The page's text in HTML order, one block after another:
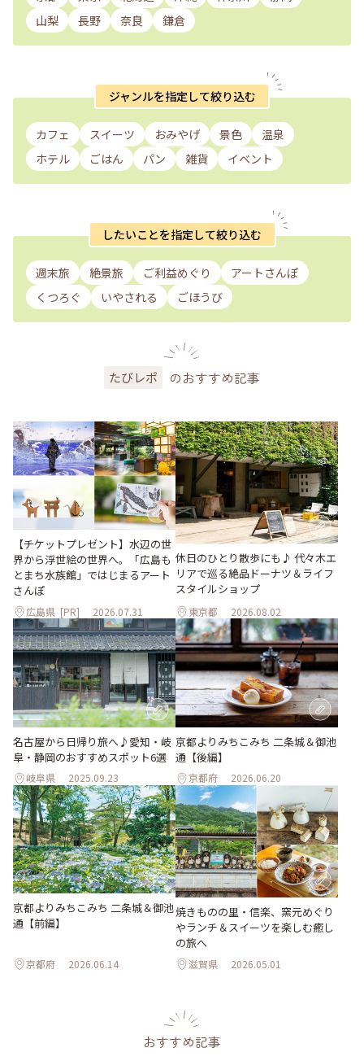
山梨
長野 奈良 鎌倉
ジャンルを指定して絞り込む
カフェ スイーツ おみやげ 景色
温泉
ホテル
ごはん パン 雑貨 イベント
したいことを指定して絞り込む
週末旅 絶景旅 ご利益めぐり
アートさんぽ
くつろぐ
いやされる ごほうび
たびレポ のおすすめ記事
【チケットプレゼント】水辺の世
界から浮世絵の世界へ。「広島も
とまち水族館」ではじまるアート
さんぽ
広島県 [PR] 2026.07.31
休日のひとり散歩にも♪ 代々木エ
リアで巡る絶品ドーナツ＆ライフ
スタイルショップ
東京都 2026.08.02
名古屋から日帰り旅へ♪愛知・岐
阜・静岡のおすすめスポット6選
岐阜県 2025.09.23
京都よりみちこみち 二条城＆御池
通【後編】
京都府 2026.06.20
京都よりみちこみち 二条城＆御池
通【前編】
京都府 2026.06.14
焼きものの里・信楽、窯元めぐり
やランチ＆スイーツを楽しむ癒し
の旅へ
滋賀県 2026.05.01
おすすめ記事